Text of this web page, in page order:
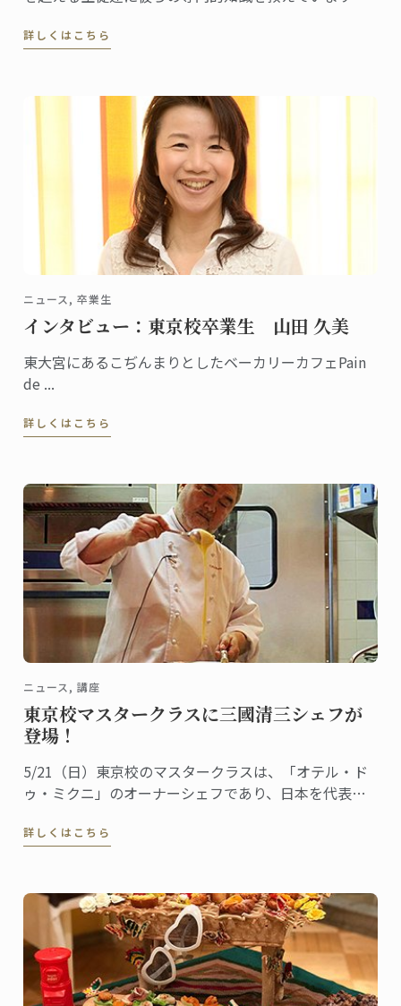
シェフ達と一緒に伝統のミルフィーユのレシピでお祝
詳しくはこちら
ニュース, 卒業生
インタビュー：東京校卒業生 山田 久美
東大宮にあるこぢんまりとしたベーカリーカフェPain
de ...
詳しくはこちら
ニュース, 講座
東京校マスタークラスに三國清三シェフが
登場！
5/21（日）東京校のマスタークラスは、「オテル・ド
ゥ・ミクニ」のオーナーシェフであり、日本を代表す
しました。その様子をレポートします。
詳しくはこちら